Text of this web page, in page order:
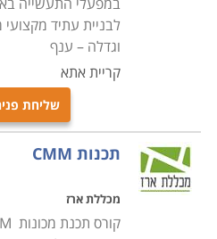
לבניית עתיד
וגדלה – ענף
קריית אתא
שליחת
תכנות CMM
מכללת ארז